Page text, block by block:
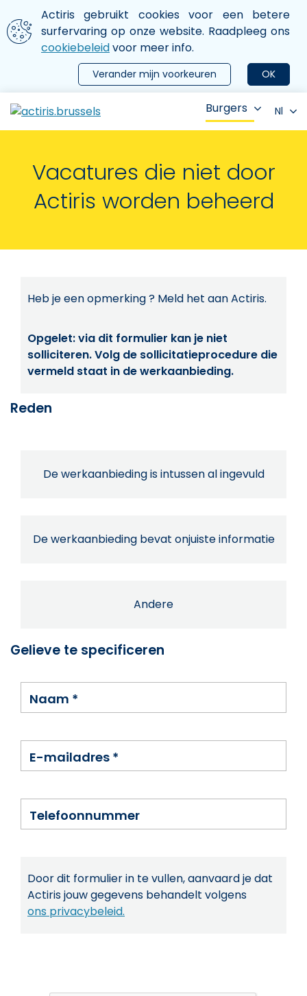
Aller au contenu principal
We gebruiken cookies
Actiris gebruikt cookies voor een betere
surfervaring op onze website. Raadpleeg ons
cookiebeleidvoor meer info.
OK
Verander mijn voorkeuren
le menu
Burgers Nl
Vacatures die niet door
Actiris worden beheerd
Heb je een opmerking ? Meld het aan Actiris.
Opgelet: via dit formulier kan je niet
solliciteren. Volg de sollicitatieprocedure die
vermeld staat in de werkaanbieding.
Reden
De werkaanbieding is intussen al ingevuld
De werkaanbieding bevat onjuiste informatie
Andere
Gelieve te specificeren
Naam *
E-mailadres *
Telefoonnummer
Door dit formulier in te vullen, aanvaard je dat
Actiris jouw gegevens behandelt volgens
ons privacybeleid.